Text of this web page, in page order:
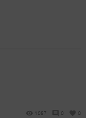
1087 0 0